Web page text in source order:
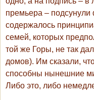
премьера – подсунули
содержалось
семей, которых
той же Горы, не так
домов). Им сказали,
способны нынешние
Либо это, либо